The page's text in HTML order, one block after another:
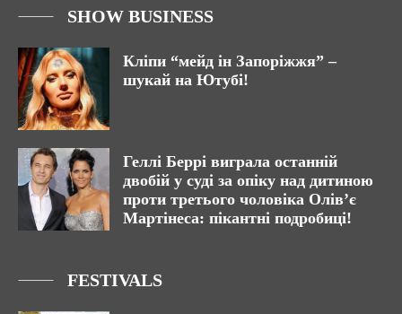
SHOW BUSINESS
Кліпи “мейд ін Запоріжжя” –
шукай на Ютубі!
Геллі Беррі виграла останній
двобій у суді за опіку над дитиною
проти третього чоловіка Олів’є
Мартінеса: пікантні подробиці!
FESTIVALS